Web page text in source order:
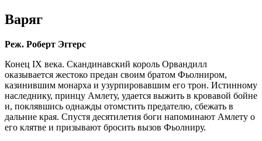
Варяг
Реж. Роберт Эггерс
Конец IX века. Скандинавский король Орвандилл
оказывается жестоко предан своим братом Фьолниром,
казинившим монарха и узурпировавшим его трон. Истинному
наследнику, принцу Амлету, удается выжить в кровавой бойне
и, поклявшись однажды отомстить предателю, сбежать в
дальние края. Спустя десятилетия боги напоминают Амлету о
его клятве и призывают бросить вызов Фьолниру.